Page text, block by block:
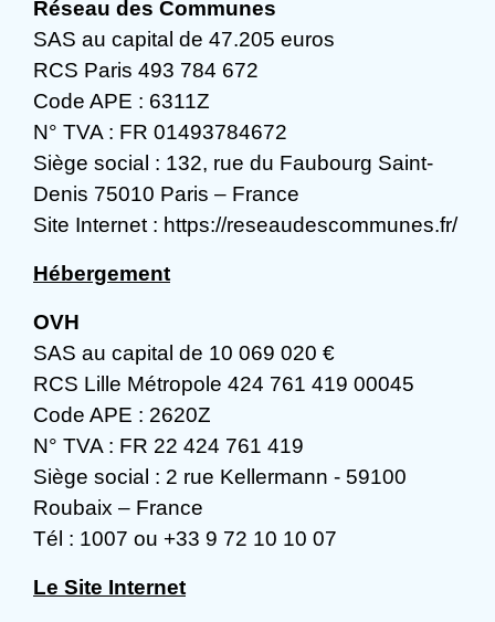
Réseau des Communes
SAS au capital de 47.205 euros
RCS Paris 493 784 672
Code APE : 6311Z
N° TVA : FR 01493784672
Siège social : 132, rue du Faubourg Saint-
Denis 75010 Paris – France
Site Internet : https://reseaudescommunes.fr/
Hébergement
OVH
SAS au capital de 10 069 020 €
RCS Lille Métropole 424 761 419 00045
Code APE : 2620Z
N° TVA : FR 22 424 761 419
Siège social : 2 rue Kellermann - 59100
Roubaix – France
Tél : 1007 ou +33 9 72 10 10 07
Le Site Internet